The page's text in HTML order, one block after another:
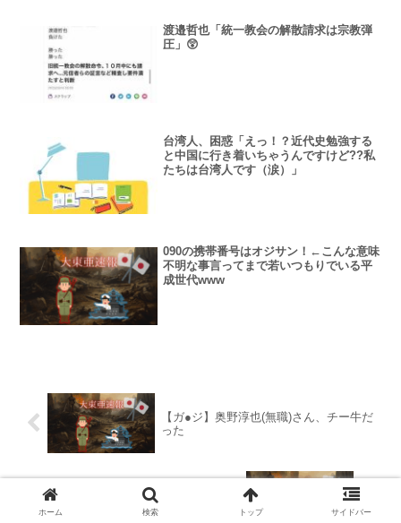
渡邉哲也「統一教会の解散請求は宗教弾
圧」😲
台湾人、困惑「えっ！？近代史勉強する
と中国に行き着いちゃうんですけど??私
たちは台湾人です（涙）」
090の携帯番号はオジサン！←こんな意味
不明な事言ってまで若いつもりでいる平
成世代www
【ガ●ジ】奥野淳也(無職)さん、チー牛だ
った
菅義偉、「第４波」入りを否定「全国的
には大きなうねりとまではなってないと
いう風に思っております」
ホーム 検索 トップ サイドバー